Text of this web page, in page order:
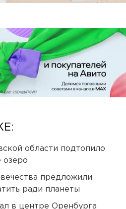
области подтопило
предложили
ради планеты
в центре Оренбурга